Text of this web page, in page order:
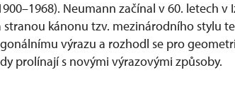
Neumann začínal v 60. letech v
kánonu tzv. mezinárodního stylu
výrazu a rozhodl se pro
prolínají s novými výrazovými způsoby.